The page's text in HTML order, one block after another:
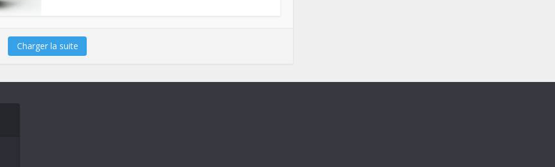
Charger la suite